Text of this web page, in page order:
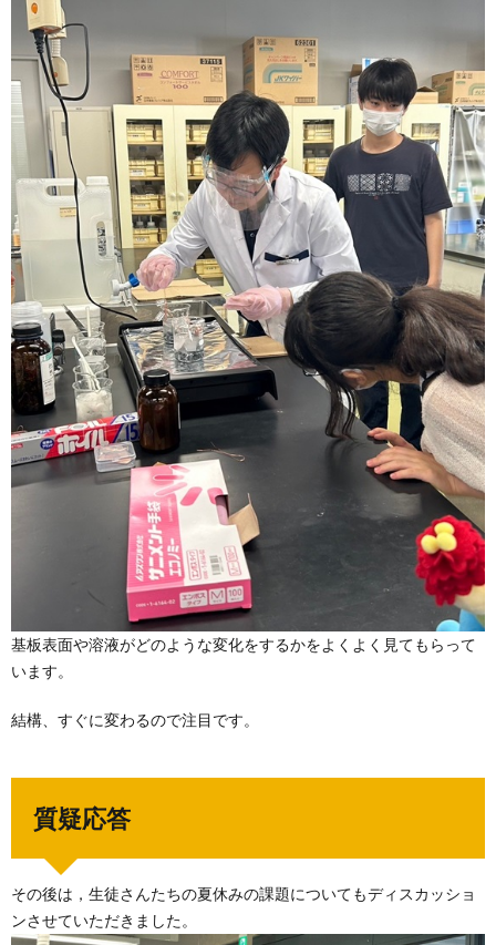
基板表面や溶液がどのような変化をするかをよくよく見てもらって
います。
結構、すぐに変わるので注目です。
質疑応答
その後は，生徒さんたちの夏休みの課題についてもディスカッショ
ンさせていただきました。